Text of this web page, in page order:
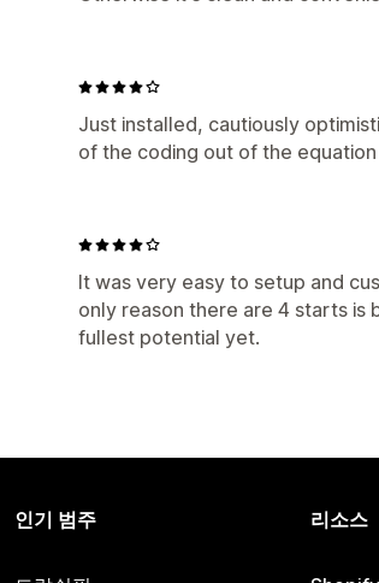
Just installed, cautiously
of the coding out of the
It was very easy to setup and
only reason there are 4 starts is
fullest potential yet.
인기 범주 리소스